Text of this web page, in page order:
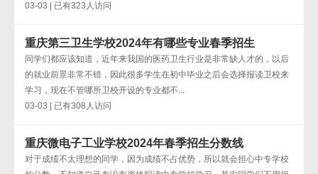
03-03 | 已有323人访问
重庆第三卫生学校2024年有哪些专业春季招生
同学们都应该知道，近年来我国的医药卫生行业是非常缺人才的，以后
的就业前景非常不错，因此很多学生在初中毕业之后会选择报读卫校来
学习，现在不管哪所卫校开设的专业都不...
03-03 | 已有308人访问
重庆微电子工业学校2024年春季招生分数线
对于成绩不太理想的同学，因为成绩不占优势，所以就会担心中专学校